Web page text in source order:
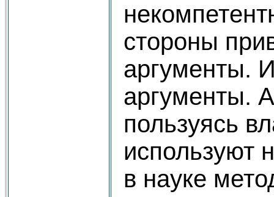
стороны
аргументы.
аргументы.
пользуясь
используют
в науке